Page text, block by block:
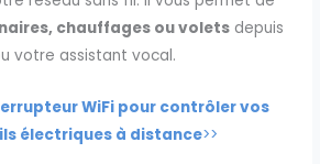
chauffages ou volets depuis
votre assistant vocal.
WiFi pour contrôler vos
électriques à distance>>